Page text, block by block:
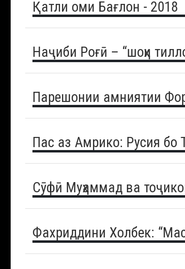
Қатли оми Бағлон - 2018
Наҷиби Роғӣ – “шоҳи
Парешонии амниятии
Пас аз Амрико: Русия бо
Сӯфӣ Муҳаммад ва
Фахриддини Холбек: